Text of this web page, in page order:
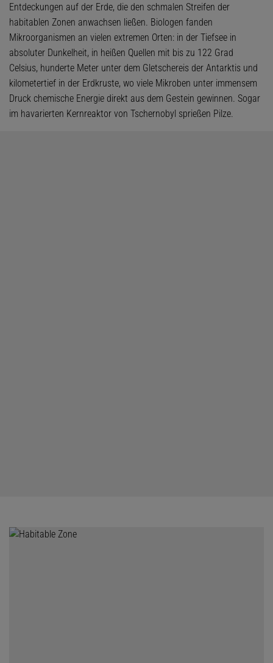
Entdeckungen auf der Erde, die den schmalen Streifen der
habitablen Zonen anwachsen ließen. Biologen fanden
Mikroorganismen an vielen extremen Orten: in der Tiefsee in
absoluter Dunkelheit, in heißen Quellen mit bis zu 122 Grad
Celsius, hunderte Meter unter dem Gletschereis der Antarktis und
kilometertief in der Erdkruste, wo viele Mikroben unter immensem
Druck chemische Energie direkt aus dem Gestein gewinnen. Sogar
im havarierten Kernreaktor von Tschernobyl sprießen Pilze.